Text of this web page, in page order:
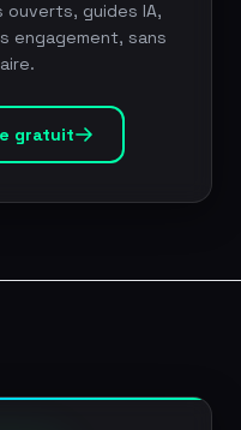
ouverts, guides IA,
engagement, sans
gratuit